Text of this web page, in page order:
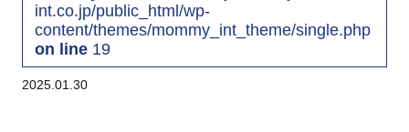
int.co.jp/public_html/wp-
content/themes/mommy_int_theme/single.php
on line 19
2025.01.30